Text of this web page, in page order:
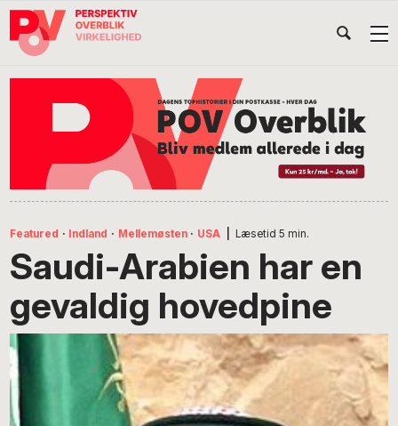
Gå
direkte
Skip
indhold
Gå
direkte
Featured · Indland · Mellemøsten · USA Læsetid 5 min.
Saudi-Arabien har en
gevaldig hovedpine